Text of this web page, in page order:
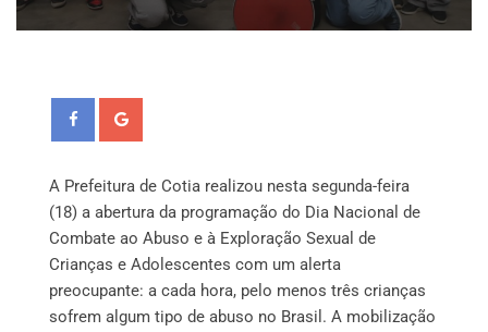
A Prefeitura de Cotia realizou nesta segunda-feira
(18) a abertura da programação do Dia Nacional de
Combate ao Abuso e à Exploração Sexual de
Crianças e Adolescentes com um alerta
preocupante: a cada hora, pelo menos três crianças
sofrem algum tipo de abuso no Brasil. A mobilização